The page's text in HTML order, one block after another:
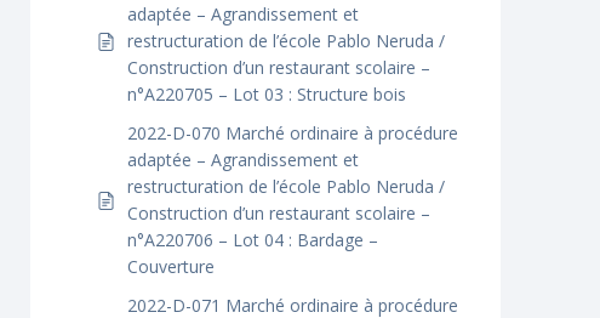
adaptée – Agrandissement et
restructuration de l’école Pablo Neruda /
Construction d’un restaurant scolaire –
n°A220705 – Lot 03 : Structure bois
2022-D-070 Marché ordinaire à procédure
adaptée – Agrandissement et
restructuration de l’école Pablo Neruda /
Construction d’un restaurant scolaire –
n°A220706 – Lot 04 : Bardage –
Couverture
2022-D-071 Marché ordinaire à procédure